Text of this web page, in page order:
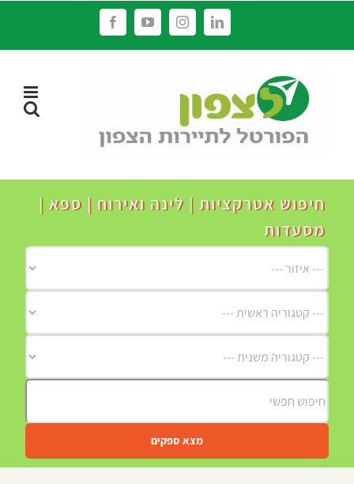
LinkedIn
Instagram
YouTube
Facebook
חיפוש אטרקציות | לינה ואירוח | ספא |
מסעדות
מצא ספקים